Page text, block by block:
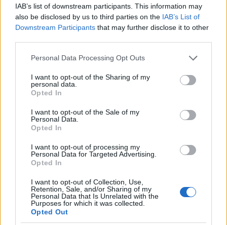
IAB’s list of downstream participants. This information may
also be disclosed by us to third parties on the IAB’s List of
Downstream Participants that may further disclose it to other
Please note that this website/app uses one or more Google
not limited to your visit or usage behaviour. You may click to
grant or deny consent to Google and its third-party tags to
use your data for below specified purposes in below Google
consent section.
Personal Data Processing Opt Outs
I want to opt-out of the Sharing of my
personal data.
Opted In
I want to opt-out of the Sale of my
Personal Data.
Opted In
I want to opt-out of processing my
Personal Data for Targeted Advertising.
Opted In
I want to opt-out of Collection, Use,
Retention, Sale, and/or Sharing of my
Personal Data that Is Unrelated with the
Purposes for which it was collected.
Opted Out
green e deep tech
Andrea Innocenti · 5 Ago 2026
FUTURE